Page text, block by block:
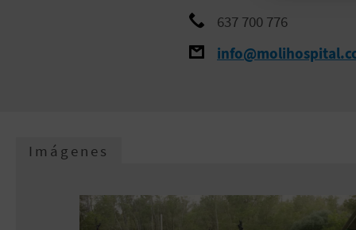
637 700 776
Imágenes